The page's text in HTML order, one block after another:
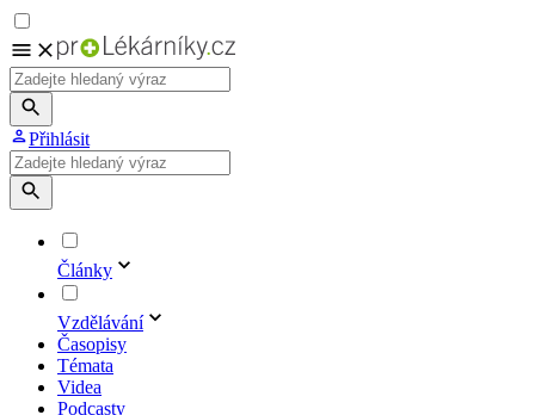
Přihlásit
Články
Vzdělávání
Časopisy
Témata
Videa
Podcasty